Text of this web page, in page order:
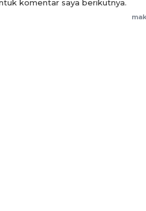
komentar saya berikutnya.